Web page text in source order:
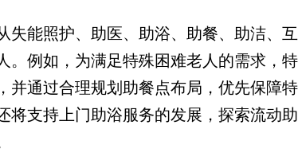
能照护、助医、助浴、助餐、助洁、
。例如，为满足特殊困难老人的需求，
并通过合理规划助餐点布局，优先保障
将支持上门助浴服务的发展，探索流动